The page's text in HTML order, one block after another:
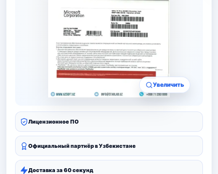
Увеличить
Лицензионное ПО
Официальный партнёр в Узбекистане
Доставка за 60 секунд